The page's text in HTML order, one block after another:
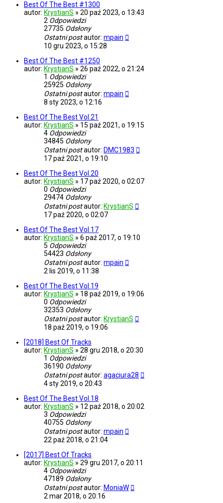
Best Of The Best #1300
autor: KrystianS » 20 paź 2023, o 13:43
2 Odpowiedzi
27735 Odsłony
Ostatni postautor: mpain
10 gru 2023, o 15:28
Best Of The Best #1250
autor: KrystianS » 26 paź 2022, o 21:24
1 Odpowiedzi
25925 Odsłony
Ostatni postautor: mpain
8 sty 2023, o 12:16
Best Of The Best Vol.21
autor: KrystianS » 15 paź 2021, o 19:15
4 Odpowiedzi
34845 Odsłony
Ostatni postautor: DMC1983
17 paź 2021, o 19:10
Best Of The Best Vol.20
autor: KrystianS » 17 paź 2020, o 02:07
0 Odpowiedzi
29474 Odsłony
Ostatni postautor: KrystianS
17 paź 2020, o 02:07
Best Of The Best Vol.17
autor: KrystianS » 6 paź 2017, o 19:10
5 Odpowiedzi
54423 Odsłony
Ostatni postautor: mpain
2 lis 2019, o 11:38
Best Of The Best Vol.19
autor: KrystianS » 18 paź 2019, o 19:06
0 Odpowiedzi
32353 Odsłony
Ostatni postautor: KrystianS
18 paź 2019, o 19:06
[2018] Best Of Tracks
autor: KrystianS » 28 gru 2018, o 20:30
1 Odpowiedzi
36190 Odsłony
Ostatni postautor: agaciura28
4 sty 2019, o 20:43
Best Of The Best Vol.18
autor: KrystianS » 12 paź 2018, o 20:02
3 Odpowiedzi
40755 Odsłony
Ostatni postautor: mpain
22 paź 2018, o 21:04
[2017] Best Of Tracks
autor: KrystianS » 29 gru 2017, o 20:11
4 Odpowiedzi
47189 Odsłony
Ostatni postautor: MoniaW
2 mar 2018, o 20:16